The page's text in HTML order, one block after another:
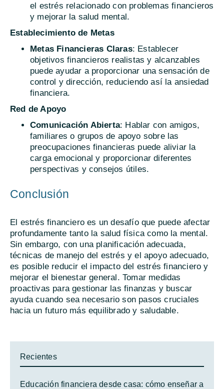
el estrés relacionado con problemas financieros
y mejorar la salud mental.
Establecimiento de Metas
Metas Financieras Claras: Establecer
objetivos financieros realistas y alcanzables
puede ayudar a proporcionar una sensación de
control y dirección, reduciendo así la ansiedad
financiera.
Red de Apoyo
Comunicación Abierta: Hablar con amigos,
familiares o grupos de apoyo sobre las
preocupaciones financieras puede aliviar la
carga emocional y proporcionar diferentes
perspectivas y consejos útiles.
Conclusión
El estrés financiero es un desafío que puede afectar
profundamente tanto la salud física como la mental.
Sin embargo, con una planificación adecuada,
técnicas de manejo del estrés y el apoyo adecuado,
es posible reducir el impacto del estrés financiero y
mejorar el bienestar general. Tomar medidas
proactivas para gestionar las finanzas y buscar
ayuda cuando sea necesario son pasos cruciales
hacia un futuro más equilibrado y saludable.
Recientes
Educación financiera desde casa: cómo enseñar a